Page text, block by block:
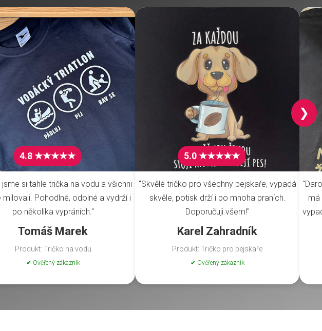
4.8 ★★★★★
jsme si tahle trička na vodu a všichni
milovali. Pohodlné, odolné a vydrží i
po několika vypráních."
Tomáš Marek
Produkt: Tričko na vodu
✔ Ověřený zákazník
5.0 ★★★★★
"Skvělé tričko pro všechny pejskaře, vypadá
skvěle, potisk drží i po mnoha praních.
Doporučuji všem!"
Karel Zahradník
Produkt: Tričko pro pejskaře
✔ Ověřený zákazník
má
❯